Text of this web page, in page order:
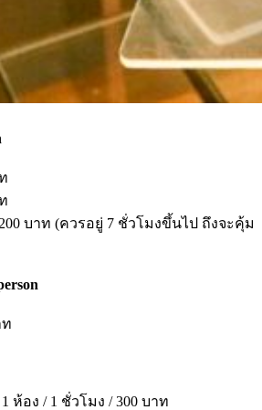
บาท (ควรอยู่ 7 ชั่วโมงขึ้นไป ถึงจะคุ้ม
ท
ห้อง / 1 ชั่วโมง / 300 บาท